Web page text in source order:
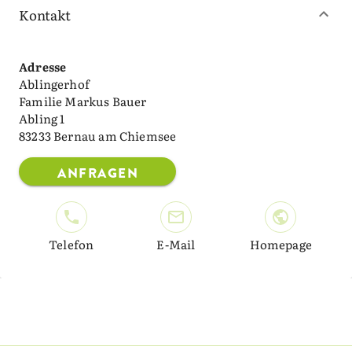
Kontakt
Adresse
Ablingerhof
Familie Markus Bauer
Abling 1
83233 Bernau am Chiemsee
ANFRAGEN
Telefon E-Mail Homepage